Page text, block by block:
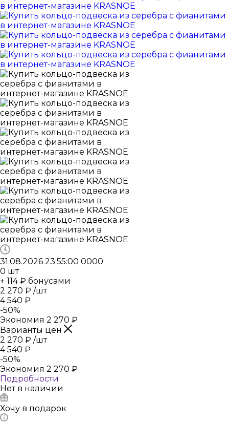
31.08.2026 23:55:00 0000
0 шт
+ 114 ₽ бонусами
2 270 ₽ /шт
4 540 ₽
-50%
Экономия 2 270 ₽
Варианты цен
2 270 ₽ /шт
4 540 ₽
-50%
Экономия 2 270 ₽
Подробности
Нет в наличии
Хочу в подарок